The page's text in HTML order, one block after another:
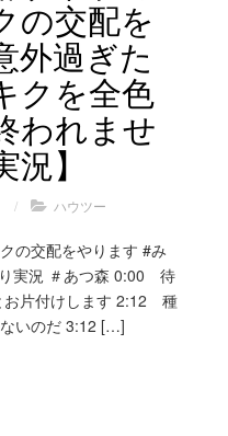
の交配を
外過ぎた
クを全色
われませ
】
/ ハウツー
の交配をやります #み
実況 ＃あつ森 0:00 待
片付けします 2:12 種
いのだ 3:12 […]